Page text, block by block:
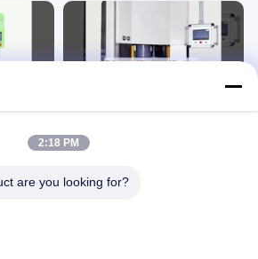
00:24
Bi-directionele rheologische precieze
Automatische Oppoetsende
March 31, 2025
2:18 PM
are you looking for?